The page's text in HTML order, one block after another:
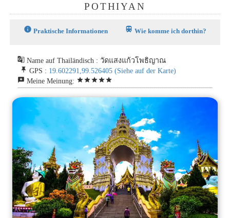
POTHIYAN
info Praktische Informationen train Wie komme ich dorthin?
g_translate Name auf Thailändisch : วัดแสงแก้วโพธิญาณ
push_pin GPS : 19.602291,99.526405 (Siehe auf der Karte)
reviews Meine Meinung: starstarstarstarstar